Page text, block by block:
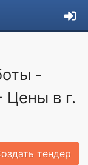
-
в г.
тендер